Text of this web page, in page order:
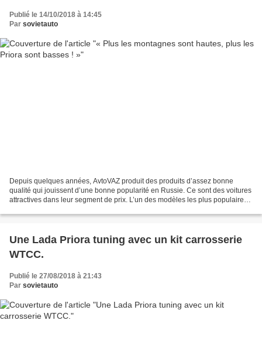
Publié le 14/10/2018 à 14:45
Par sovietauto
Depuis quelques années, AvtoVAZ produit des produits d’assez bonne
qualité qui jouissent d’une bonne popularité en Russie. Ce sont des voitures
attractives dans leur segment de prix. L’un des modèles les plus populaires
Une Lada Priora tuning avec un kit carrosserie
WTCC.
Publié le 27/08/2018 à 21:43
Par sovietauto